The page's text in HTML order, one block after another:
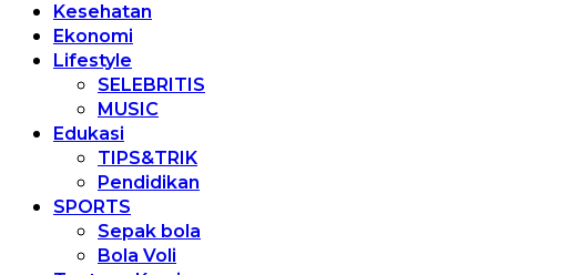
Kesehatan
Ekonomi
Lifestyle
SELEBRITIS
MUSIC
Edukasi
TIPS&TRIK
Pendidikan
SPORTS
Sepak bola
Bola Voli